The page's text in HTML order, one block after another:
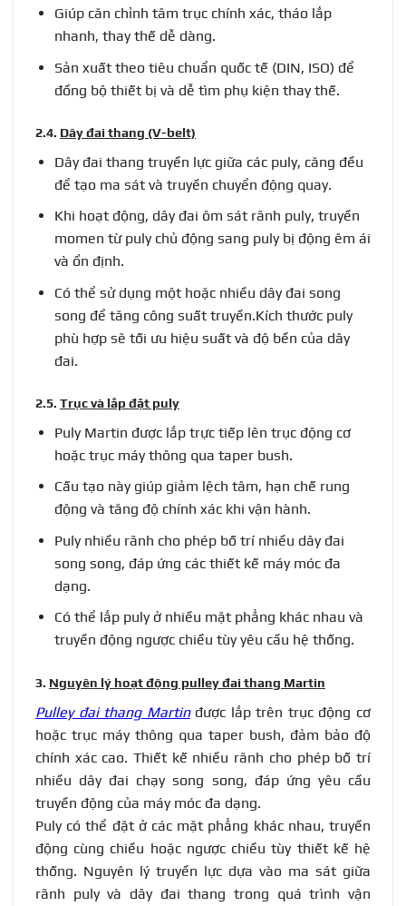
Giúp căn chỉnh tâm trục chính xác, tháo lắp
nhanh, thay thế dễ dàng.
Sản xuất theo tiêu chuẩn quốc tế (DIN, ISO) để
đồng bộ thiết bị và dễ tìm phụ kiện thay thế.
2.4. Dây đai thang (V-belt)
Dây đai thang truyền lực giữa các puly, căng đều
để tạo ma sát và truyền chuyển động quay.
Khi hoạt động, dây đai ôm sát rãnh puly, truyền
momen từ puly chủ động sang puly bị động êm ái
và ổn định.
Có thể sử dụng một hoặc nhiều dây đai song
song để tăng công suất truyền.Kích thước puly
phù hợp sẽ tối ưu hiệu suất và độ bền của dây
đai.
2.5. Trục và lắp đặt puly
Puly Martin được lắp trực tiếp lên trục động cơ
hoặc trục máy thông qua taper bush.
Cấu tạo này giúp giảm lệch tâm, hạn chế rung
động và tăng độ chính xác khi vận hành.
Puly nhiều rãnh cho phép bố trí nhiều dây đai
song song, đáp ứng các thiết kế máy móc đa
dạng.
Có thể lắp puly ở nhiều mặt phẳng khác nhau và
truyền động ngược chiều tùy yêu cầu hệ thống.
3. Nguyên lý hoạt động pulley đai thang Martin
Pulley đai thang Martinđược lắp trên trục động cơ
hoặc trục máy thông qua taper bush, đảm bảo độ
chính xác cao. Thiết kế nhiều rãnh cho phép bố trí
nhiều dây đai chạy song song, đáp ứng yêu cầu
truyền động của máy móc đa dạng.
Puly có thể đặt ở các mặt phẳng khác nhau, truyền
động cùng chiều hoặc ngược chiều tùy thiết kế hệ
thống. Nguyên lý truyền lực dựa vào ma sát giữa
rãnh puly và dây đai thang trong quá trình vận